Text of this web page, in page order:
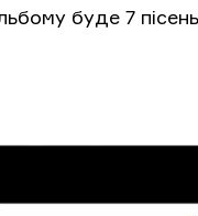
буде 7